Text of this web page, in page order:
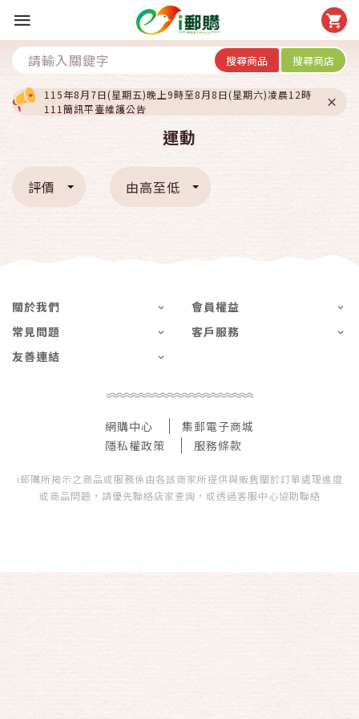
搜尋商品 搜尋商店
115年8月7日(星期五)晚上9時至8月8日(星期六)凌晨12時
111簡訊平臺維護公告
運動
評價 由高至低
關於我們
會員權益
常見問題
客戶服務
友善連結
網購中心
集郵電子商城
隱私權政策
服務條款
i郵購所揭示之商品或服務係由各該商家所提供與販售關於訂單處理進度
或商品問題，請優先聯絡店家查詢，或透過客服中心協助聯絡